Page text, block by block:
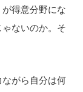
得意分野にな
ないのか。そ
がら自分は何